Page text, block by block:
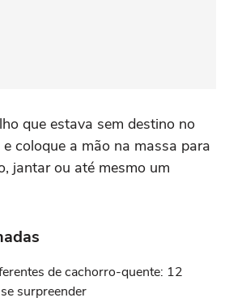
que estava sem destino no
coloque a mão na massa para
jantar ou até mesmo um
de cachorro-quente: 12
surpreender